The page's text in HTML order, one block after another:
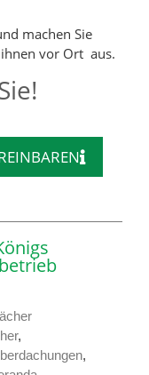
machen Sie
vor Ort aus.
,
,